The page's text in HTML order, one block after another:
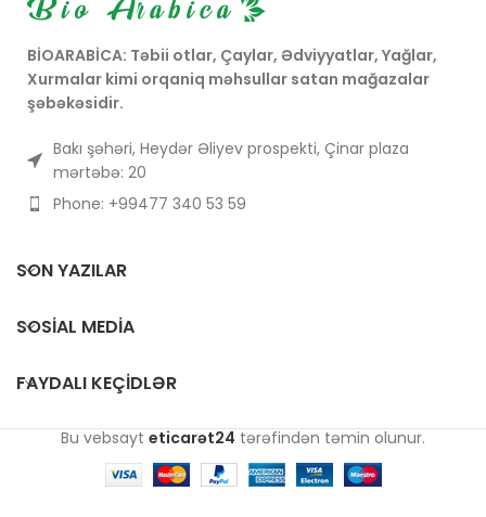
BİOARABİCA: Təbii otlar, Çaylar, Ədviyyatlar, Yağlar,
Xurmalar kimi orqaniq məhsullar satan mağazalar
şəbəkəsidir.
Bakı şəhəri, Heydər Əliyev prospekti, Çinar plaza
mərtəbə: 20
Phone: +99477 340 53 59
SON YAZILAR
SOSIAL MEDIA
FAYDALI KEÇIDLƏR
Bu vebsayt eticarət24 tərəfindən təmin olunur.